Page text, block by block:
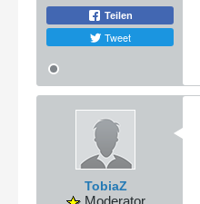
Teilen
Tweet
TobiaZ
Moderator